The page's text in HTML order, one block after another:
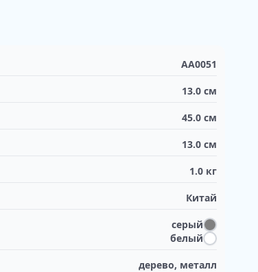
AA0051
13.0 см
45.0 см
13.0 см
1.0 кг
Китай
серый
белый
дерево, металл